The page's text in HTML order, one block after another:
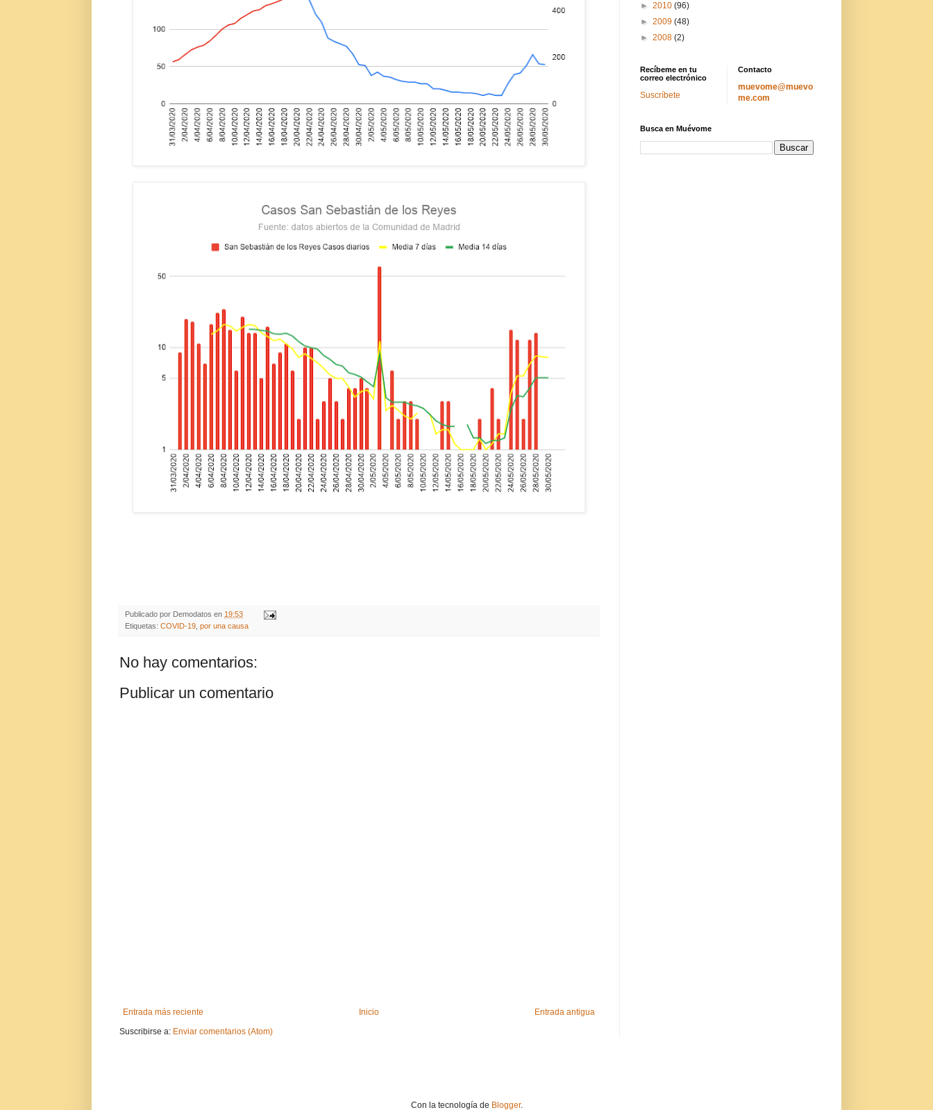
Publicado por Demodatos en 19:53
Etiquetas: COVID-19 por una causa
No hay comentarios:
Publicar un comentario
Entrada más reciente Entrada antigua
Inicio
Suscribirse a: Enviar comentarios (Atom)
► 2010 (96)
► 2009 (48)
► 2008 (2)
Recíbeme en tu
correo electrónico
Suscríbete
Contacto
muevome@muevo
me.com
Busca en Muévome
Con la tecnología de Blogger.